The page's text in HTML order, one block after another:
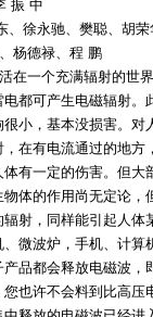
振 中
、徐永驰、樊聪、胡荣
杨德禄、程 鹏
活在一个充满辐射的
都可产生电磁辐射
小，基本没损害。
在有电流通过的地方
有一定的伤害。但
体的作用尚无定论
射，同样能引起人
微波炉，手机、计
品都会释放电磁波，
也许不会料到比高